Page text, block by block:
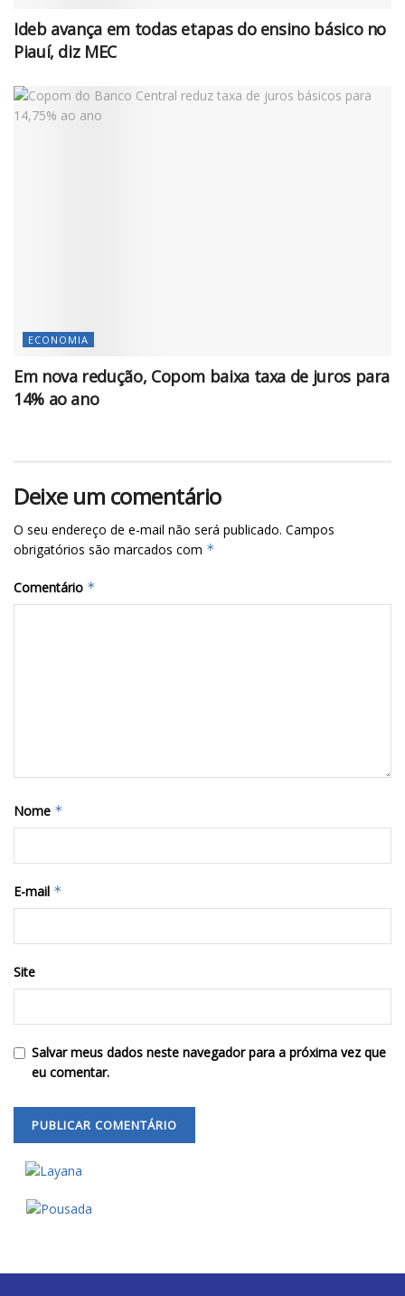
Ideb avança em todas etapas do ensino básico no
Piauí, diz MEC
ECONOMIA
Em nova redução, Copom baixa taxa de juros para
14% ao ano
Deixe um comentário
O seu endereço de e-mail não será publicado. Campos
obrigatórios são marcados com *
Comentário *
Nome *
E-mail *
Site
Salvar meus dados neste navegador para a próxima vez que
eu comentar.